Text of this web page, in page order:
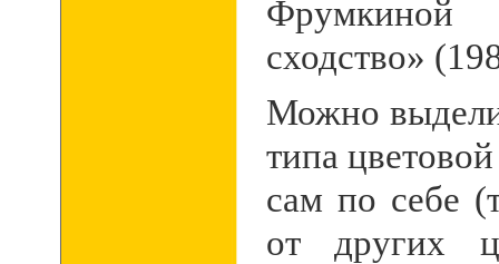
Фрумкиной
сходство»
Можно
типа
сам по себе
от других